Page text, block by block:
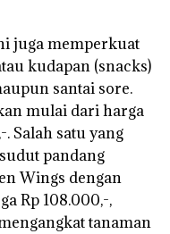
juga memperkuat
kudapan (snacks)
santai sore.
mulai dari harga
Salah satu yang
pandang
Wings dengan
Rp 108.000,-,
tanaman